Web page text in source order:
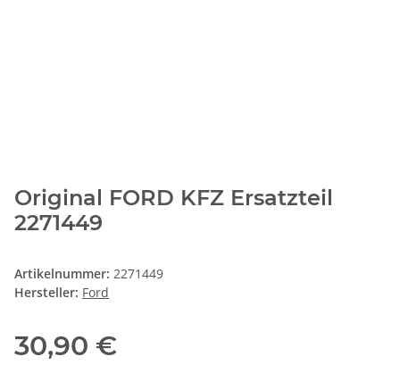
Original FORD KFZ Ersatzteil
2271449
Artikelnummer: 2271449
Hersteller: Ford
30,90 €